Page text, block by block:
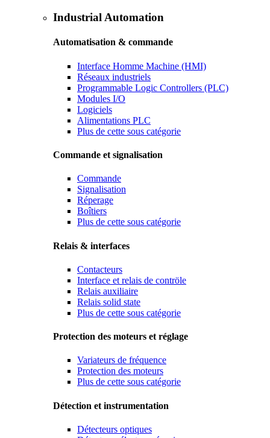
Industrial Automation
Automatisation & commande
Interface Homme Machine (HMI)
Réseaux industriels
Programmable Logic Controllers (PLC)
Modules I/O
Logiciels
Alimentations PLC
Plus de cette sous catégorie
Commande et signalisation
Commande
Signalisation
Réperage
Boîtiers
Plus de cette sous catégorie
Relais & interfaces
Contacteurs
Interface et relais de contröle
Relais auxiliaire
Relais solid state
Plus de cette sous catégorie
Protection des moteurs et réglage
Variateurs de fréquence
Protection des moteurs
Plus de cette sous catégorie
Détection et instrumentation
Détecteurs optiques